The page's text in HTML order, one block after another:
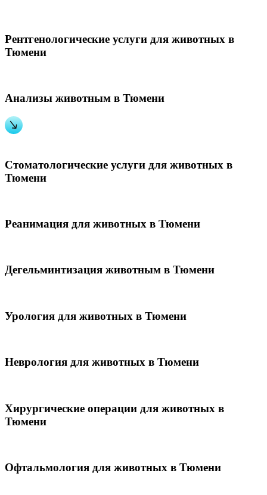
Рентгенологические услуги для животных в
Тюмени
Анализы животным в Тюмени
Стоматологические услуги для животных в
Тюмени
Реанимация для животных в Тюмени
Дегельминтизация животным в Тюмени
Урология для животных в Тюмени
Неврология для животных в Тюмени
Хирургические операции для животных в
Тюмени
Офтальмология для животных в Тюмени